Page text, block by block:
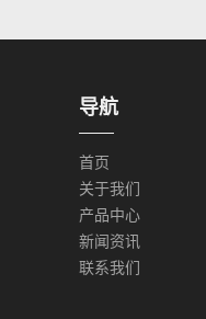
导航
首页
关于我们
产品中心
新闻资讯
联系我们